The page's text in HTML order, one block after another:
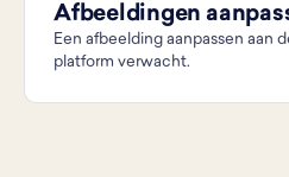
Afbeeldingen
Een afbeelding aanpassen aan
platform verwacht.